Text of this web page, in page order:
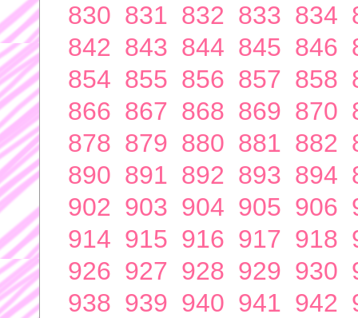
830 831 832 833 834
842 843 844 845 846
854 855 856 857 858
866 867 868 869 870
878 879 880 881 882
890 891 892 893 894
902 903 904 905 906
914 915 916 917 918
926 927 928 929 930
938 939 940 941 942